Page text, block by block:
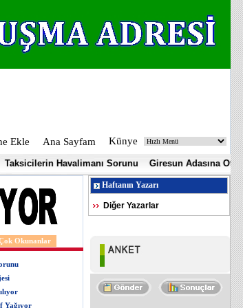
Ekle Ana Sayfam Künye
Havalimanı Sorunu Giresun Adasına Otel
Okunanlar
Yağıyor
Haftanın Yazarı
Diğer Yazarlar